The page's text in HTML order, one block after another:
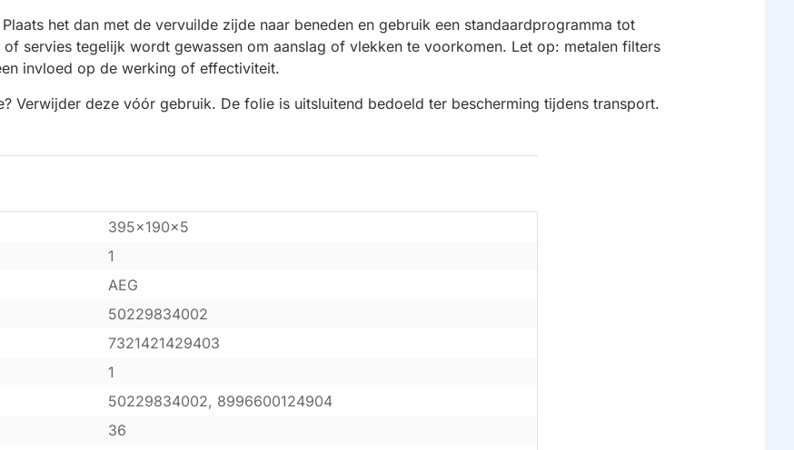
het dan met de vervuilde zijde naar beneden en gebruik een standaardprogramma tot
servies tegelijk wordt gewassen om aanslag of vlekken te voorkomen. Let op: metalen filters
invloed op de werking of effectiviteit.
Verwijder deze vóór gebruik. De folie is uitsluitend bedoeld ter bescherming tijdens transport.
395x190x5
1
AEG
50229834002
7321421429403
1
50229834002, 8996600124904
36